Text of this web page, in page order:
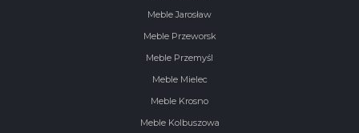
Meble Jarosław
Meble Przeworsk
Meble Przemyśl
Meble Mielec
Meble Krosno
Meble Kolbuszowa